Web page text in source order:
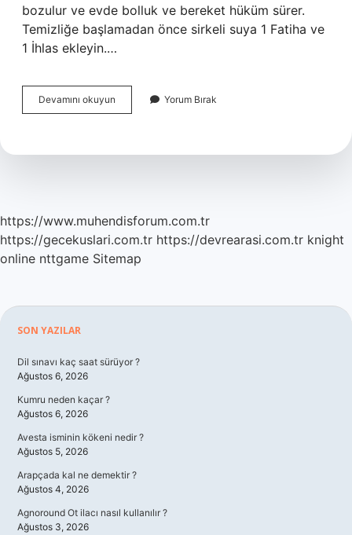
bozulur ve evde bolluk ve bereket hüküm sürer.
Temizliğe başlamadan önce sirkeli suya 1 Fatiha ve
1 İhlas ekleyin.…
Devamını okuyun
Neden
Silinir
Yorum Bırak
https://www.muhendisforum.com.tr
https://gecekuslari.com.tr https://devrearasi.com.tr knight
online nttgame Sitemap
Sidebar
SON YAZILAR
Dil sınavı kaç saat sürüyor ?
Ağustos 6, 2026
Kumru neden kaçar ?
Ağustos 6, 2026
Avesta isminin kökeni nedir ?
Ağustos 5, 2026
Arapçada kal ne demektir ?
Ağustos 4, 2026
Agnoround Ot ilacı nasıl kullanılır ?
Ağustos 3, 2026